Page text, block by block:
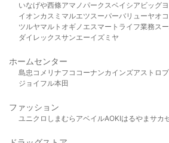
いなげや西條アマノパークスベイシア ビッグ
イオンカスミ マルエツスーパーバリューヤオ
ツルヤマルト オギノ エスマート ライフ業務ス
ダイレックスサンエーイズミヤ
ホームセンター
島忠 コメリ ナフコ コーナンカインズアストロ
ジョイフル本田
ファッション
ユニクロ しまむら アベイルAOKIはるやま サカ